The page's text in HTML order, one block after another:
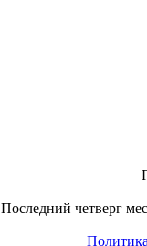
Последний четверг